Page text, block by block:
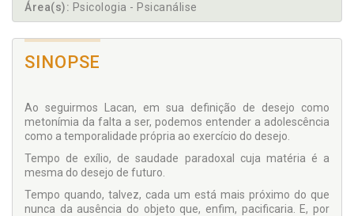
Área(s): Psicologia - Psicanálise
SINOPSE
Ao seguirmos Lacan, em sua definição de desejo como
metonímia da falta a ser, podemos entender a adolescência
como a temporalidade própria ao exercício do desejo.
Tempo de exílio, de saudade paradoxal cuja matéria é a
mesma do desejo de futuro.
Tempo quando, talvez, cada um está mais próximo do que
nunca da ausência do objeto que, enfim, pacificaria. E, por